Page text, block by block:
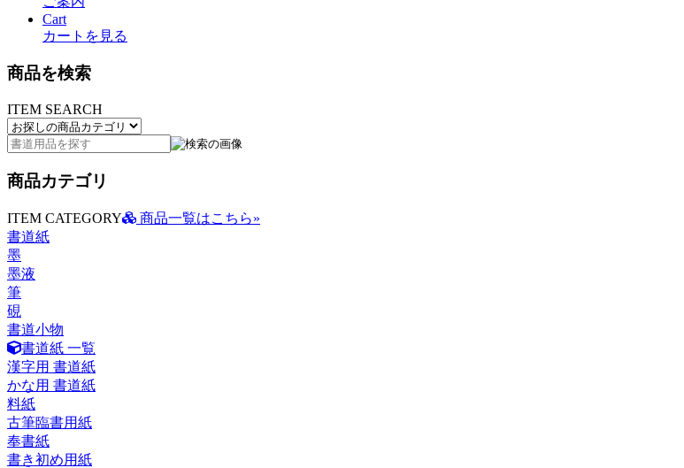
Cart
カートを見る
商品を検索
ITEM SEARCH
商品カテゴリ
ITEM CATEGORY
商品一覧はこちら»
書道紙
墨
墨液
筆
硯
書道小物
書道紙 一覧
漢字用 書道紙
かな用 書道紙
料紙
古筆臨書用紙
奉書紙
書き初め用紙